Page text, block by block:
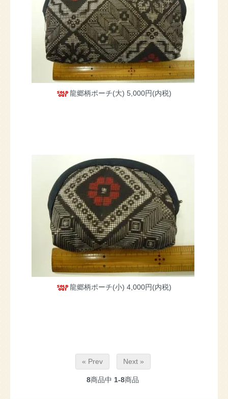
龍郷柄ポーチ(大) 5,000円(内税)
龍郷柄ポーチ(小) 4,000円(内税)
« Prev Next »
8商品中 1-8商品